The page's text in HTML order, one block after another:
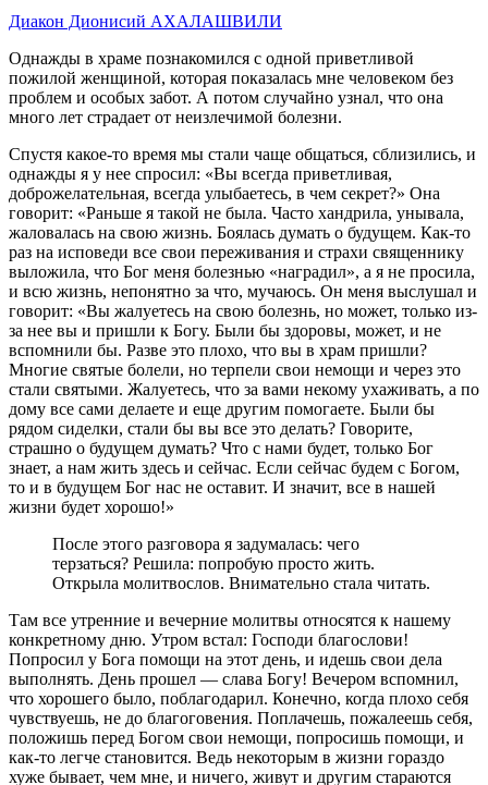
Диакон Дионисий АХАЛАШВИЛИ
Однажды в храме познакомился с одной приветливой
пожилой женщиной, которая показалась мне человеком без
проблем и особых забот. А потом случайно узнал, что она
много лет страдает от неизлечимой болезни.
Спустя какое-то время мы стали чаще общаться, сблизились, и
однажды я у нее спросил: «Вы всегда приветливая,
доброжелательная, всегда улыбаетесь, в чем секрет?» Она
говорит: «Раньше я такой не была. Часто хандрила, унывала,
жаловалась на свою жизнь. Боялась думать о будущем. Как-то
раз на исповеди все свои переживания и страхи священнику
выложила, что Бог меня болезнью «наградил», а я не просила,
и всю жизнь, непонятно за что, мучаюсь. Он меня выслушал и
говорит: «Вы жалуетесь на свою болезнь, но может, только из-
за нее вы и пришли к Богу. Были бы здоровы, может, и не
вспомнили бы. Разве это плохо, что вы в храм пришли?
Многие святые болели, но терпели свои немощи и через это
стали святыми. Жалуетесь, что за вами некому ухаживать, а по
дому все сами делаете и еще другим помогаете. Были бы
рядом сиделки, стали бы вы все это делать? Говорите,
страшно о будущем думать? Что с нами будет, только Бог
знает, а нам жить здесь и сейчас. Если сейчас будем с Богом,
то и в будущем Бог нас не оставит. И значит, все в нашей
жизни будет хорошо!»
После этого разговора я задумалась: чего
терзаться? Решила: попробую просто жить.
Открыла молитвослов. Внимательно стала читать.
Там все утренние и вечерние молитвы относятся к нашему
конкретному дню. Утром встал: Господи благослови!
Попросил у Бога помощи на этот день, и идешь свои дела
выполнять. День прошел ― слава Богу! Вечером вспомнил,
что хорошего было, поблагодарил. Конечно, когда плохо себя
чувствуешь, не до благоговения. Поплачешь, пожалеешь себя,
положишь перед Богом свои немощи, попросишь помощи, и
как-то легче становится. Ведь некоторым в жизни гораздо
хуже бывает, чем мне, и ничего, живут и другим стараются